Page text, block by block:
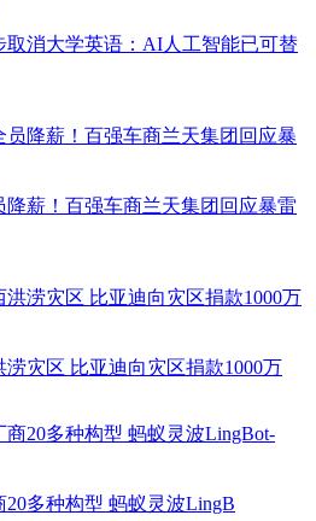
取消大学英语：AI人工智能已可替
降薪！百强车商兰天集团回应暴雷
灾区 比亚迪向灾区捐款1000万
多种构型 蚂蚁灵波LingB